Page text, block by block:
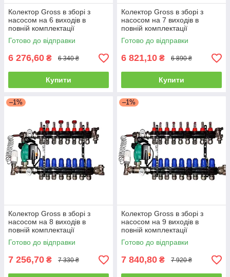
Колектор Gross в зборі з
насосом на 6 виходів в
повній комплектації
Готово до відправки
6 276,60 ₴ 6 340 ₴
Купити
Колектор Gross в зборі з
насосом на 7 виходів в
повній комплектації
Готово до відправки
6 821,10 ₴ 6 890 ₴
Купити
–1%
Колектор Gross в зборі з
насосом на 8 виходів в
повній комплектації
Готово до відправки
7 256,70 ₴ 7 330 ₴
–1%
Колектор Gross в зборі з
насосом на 9 виходів в
повній комплектації
Готово до відправки
7 840,80 ₴ 7 920 ₴